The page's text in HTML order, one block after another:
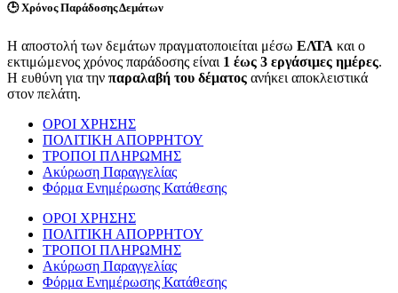
🕒Χρόνος Παράδοσης Δεμάτων
Η αποστολή των δεμάτων πραγματοποιείται μέσω ΕΛΤΑ και ο
εκτιμώμενος χρόνος παράδοσης είναι 1 έως 3 εργάσιμες ημέρες.
Η ευθύνη για την παραλαβή του δέματος ανήκει αποκλειστικά
στον πελάτη.
ΟΡΟΙ ΧΡΗΣΗΣ
ΠΟΛΙΤΙΚΗ ΑΠΟΡΡΗΤΟΥ
ΤΡΟΠΟΙ ΠΛΗΡΩΜΗΣ
Ακύρωση Παραγγελίας
Φόρμα Ενημέρωσης Κατάθεσης
ΟΡΟΙ ΧΡΗΣΗΣ
ΠΟΛΙΤΙΚΗ ΑΠΟΡΡΗΤΟΥ
ΤΡΟΠΟΙ ΠΛΗΡΩΜΗΣ
Ακύρωση Παραγγελίας
Φόρμα Ενημέρωσης Κατάθεσης